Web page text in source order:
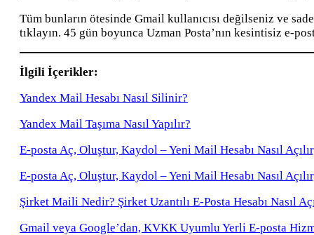
Tüm bunların ötesinde Gmail kullanıcısı değilseniz ve
tıklayın. 45 gün boyunca Uzman Posta’nın kesintisiz e-
İlgili İçerikler:
Yandex Mail Hesabı Nasıl Silinir?
Yandex Mail Taşıma Nasıl Yapılır?
E-posta Aç, Oluştur, Kaydol – Yeni Mail Hesabı Nasıl
E-posta Aç, Oluştur, Kaydol – Yeni Mail Hesabı Nasıl
Şirket Maili Nedir? Şirket Uzantılı E-Posta Hesabı Nasıl
Gmail veya Google’dan, KVKK Uyumlu Yerli E-posta